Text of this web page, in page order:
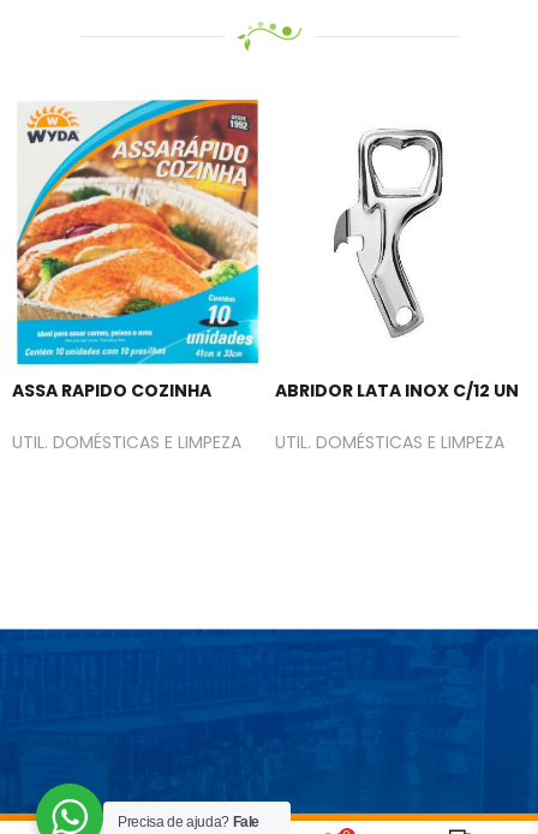
ASSA RAPIDO COZINHA
UTIL. DOMÉSTICAS E LIMPEZA
ABRIDOR LATA INOX C/12 UN
UTIL. DOMÉSTICAS E LIMPEZA
Precisa de ajuda? Fale